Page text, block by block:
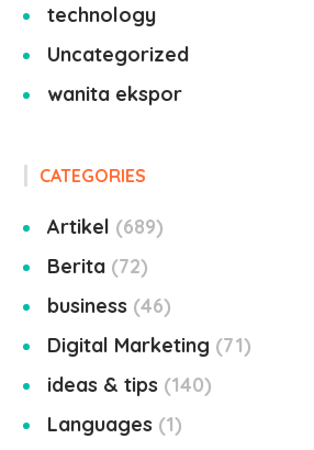
technology
Uncategorized
wanita ekspor
CATEGORIES
Artikel
689
Berita 72
business 46
Digital Marketing
71
ideas & tips
140
Languages
1